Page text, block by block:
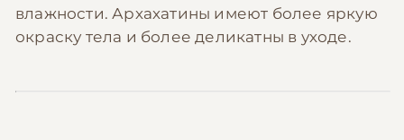
влажности. Архахатины имеют более яркую
окраску тела и более деликатны в уходе.